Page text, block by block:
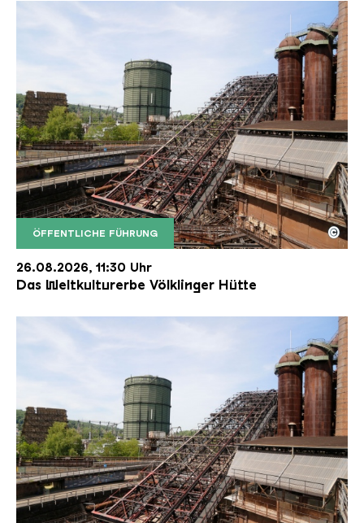
ÖFFENTLICHE FÜHRUNG
Der Erzschrägaufzug der Völklinger Hütte mit
Copyright: Weltkulturerbe Völklinger Hütte | Karl
©
26.08.2026, 11:30 Uhr
Das Weltkulturerbe Völklinger Hütte